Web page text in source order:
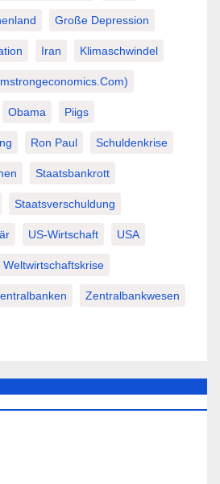
Große Depression
Iran Klimaschwindel
Obama Piigs
Ron Paul Schuldenkrise
Staatsbankrott
Staatsverschuldung
US-Wirtschaft USA
Weltwirtschaftskrise
Zentralbankwesen